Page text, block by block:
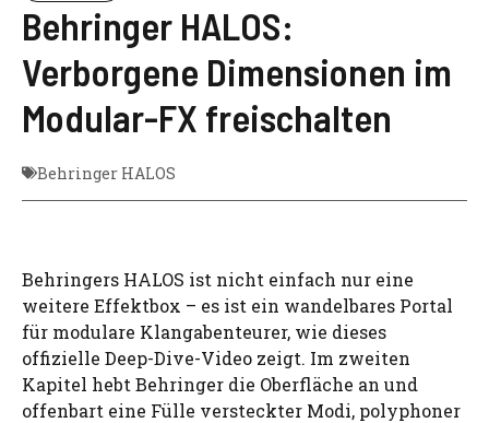
Behringer HALOS:
Verborgene Dimensionen im
Modular-FX freischalten
Behringer HALOS
Behringers HALOS ist nicht einfach nur eine
weitere Effektbox – es ist ein wandelbares Portal
für modulare Klangabenteurer, wie dieses
offizielle Deep-Dive-Video zeigt. Im zweiten
Kapitel hebt Behringer die Oberfläche an und
offenbart eine Fülle versteckter Modi, polyphoner